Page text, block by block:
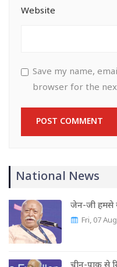
Website
Save my name,
browser for the
National News
जेन-जी हमसे
Fri, 07